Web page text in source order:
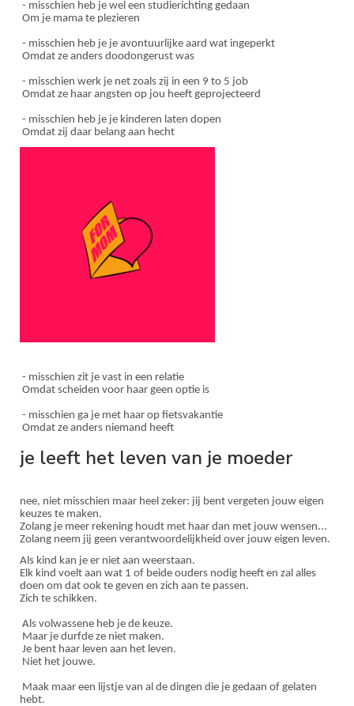
- misschien heb je wel een studierichting gedaan
Om je mama te plezieren
- misschien heb je je avontuurlijke aard wat ingeperkt
Omdat ze anders doodongerust was
- misschien werk je net zoals zij in een 9 to 5 job
Omdat ze haar angsten op jou heeft geprojecteerd
- misschien heb je je kinderen laten dopen
Omdat zij daar belang aan hecht
- misschien zit je vast in een relatie
Omdat scheiden voor haar geen optie is
- misschien ga je met haar op fietsvakantie
Omdat ze anders niemand heeft
je leeft het leven van je moeder
nee, niet misschien maar heel zeker: jij bent vergeten jouw eigen
keuzes te maken.
Zolang je meer rekening houdt met haar dan met jouw wensen...
Zolang neem jij geen verantwoordelijkheid over jouw eigen leven.
Als kind kan je er niet aan weerstaan.
Elk kind voelt aan wat 1 of beide ouders nodig heeft en zal alles
doen om dat ook te geven en zich aan te passen.
Zich te schikken.
Als volwassene heb je de keuze.
Maar je durfde ze niet maken.
Je bent haar leven aan het leven.
Niet het jouwe.
Maak maar een lijstje van al de dingen die je gedaan of gelaten
hebt.